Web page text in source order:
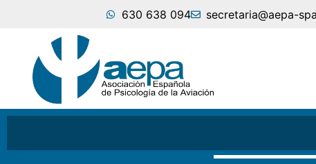
630 638 094 secretaria@aepa-